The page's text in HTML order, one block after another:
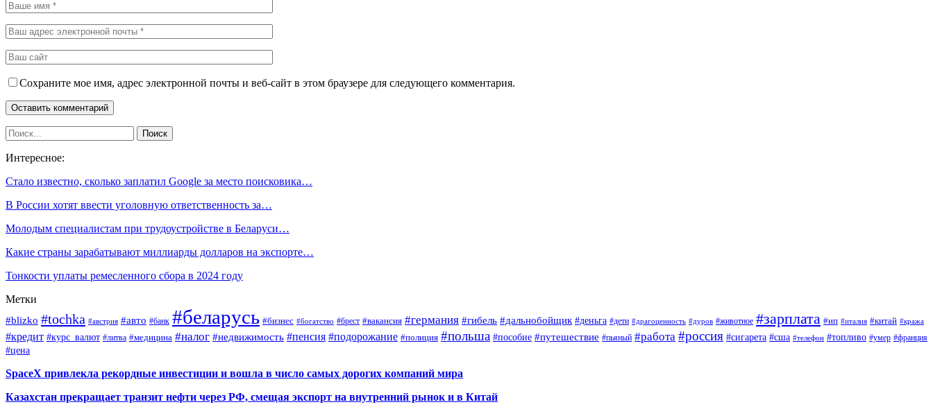
Сохраните мое имя, адрес электронной почты и веб-сайт в этом браузере для следующего комментария.
Интересное:
Стало известно, сколько заплатил Google за место поисковика…
В России хотят ввести уголовную ответственность за…
Молодым специалистам при трудоустройстве в Беларуси…
Какие страны зарабатывают миллиарды долларов на экспорте…
Тонкости уплаты ремесленного сбора в 2024 году
Метки
#blizko #tochka #австрия #авто #банк #беларусь #бизнес #богатство #брест #вакансия #германия #гибель #дальнобойщик #деньга #дети #драгоценность #дуров #животное #зарплата #ип #италия #китай #кража
#кредит #курс_валют #литва #медицина #налог #недвижимость #пенсия #подорожание #полиция #польша #пособие #путешествие #пьяный #работа #россия #сигарета #сша #телефон #топливо #умер #франция
#цена
SpaceX привлекла рекордные инвестиции и вошла в число самых дорогих компаний мира
Казахстан прекращает транзит нефти через РФ, смещая экспорт на внутренний рынок и в Китай